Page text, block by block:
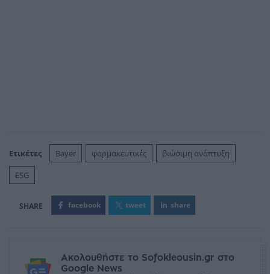
Ετικέτες Bayer φαρμακευτικές
βιώσιμη ανάπτυξη
ESG
facebook tweet share
Ακολουθήστε το Sofokleousin.gr στο
Google News